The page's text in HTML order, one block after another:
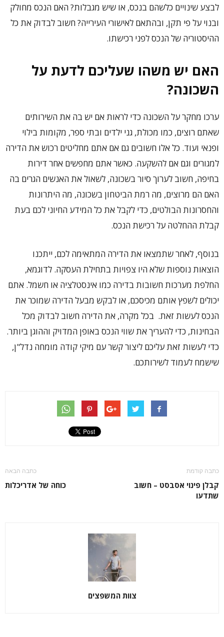
לבצע שינויים כלשהם בנכס, או שיש מגבלות? האם הנכס מחולק
ובנוי על פי תקן, ובהתאם לאישורי העירייה? חשוב לבדוק את כל
ההיסטוריה של הנכס לפני רכישתו.
האם יש משהו שעליכם לדעת על
השכונה?
ערכו מחקר על השכונה כדי לראות אם יש בה את השירותים
שאתם רוצים, כמו מכולת, גני ילדים ובתי ספר, מקומות בילוי
ופנאי ועוד. כל אלו חשובים גם אם אתם מחליטים רכוש את הדירה
למגורים וגם אם להשקעה. כאשר אתם מחפשים אחר דירות
בחיפה, חשוב לערוך סיור בשכונה, לשאול את האנשים הגרים בה
האם הם מרוצים, מה רמת הביטחון בשכונה, מה היתרונות
והחסרונות הבולטים, כדי לקבל את כל המידע החיוני לכם בעת
קבלת ההחלטה על רכישת הנכס.
בנוסף, לאחר שתמצאו את הדירה המתאימה לכם, ייתכנו
הוצאות נוספות שלא היו צפויות בתחילת העסקה. לדוגמא,
החלפת מערכות חשובות בדירה כמו אינסטלציה או חשמל. אתם
יכולים לשפץ אותם מכיסכם, או לבקש מבעל הדירה שמוכר את
הנכס לעשות זאת. בכל מקרה, את הדירה חשוב לבדוק מכל
הבחינות, כדי להעריך את שווי הנכס באופן המדויק וההוגן ביותר.
כדי לעשות זאת עליכם ליצור קשר עם מיקי קודה מומחה נדל"ן,
שישמח לעמוד לשירותכם.
כתבה קודמת
קבלן פינוי אסבסט – חשוב
שתדעו
כתבה הבאה
כוחה של אדריכלות
צוות המשפצים